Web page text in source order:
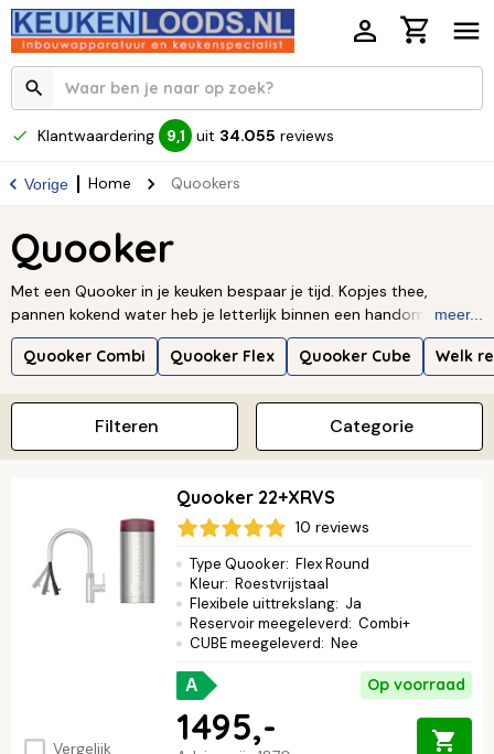
Klantwaardering 9,1 uit 34.055 reviews
Vorige Home Quookers
Quooker
Met een Quooker in je keuken bespaar je tijd. Kopjes thee,
pannen kokend water heb je letterlijk binnen een handomdraai.
Je hebt keuze uit verschillende Quooker reservoirs: Pro 3 (3 liter),
Combi (7 liter) en de Combi+ (7 liter + onbeperkt warm water).
kleuren:RVS,Chroom,Gunmetal Zwart,Messing,GoudenRosé.
Heb je advies nodig welke Quooker jij nu nodig hebt? Neem
contact op met onze specialisten (0226-355340) ofLees
meer...
Quooker Combi Quooker Flex Quooker Cube Welk
Categorie
Filteren
Vergelijk
Quooker 22+XRVS
10 reviews
Type Quooker: Flex Round
Kleur: Roestvrijstaal
Flexibele uittrekslang: Ja
Reservoir meegeleverd: Combi+
CUBE meegeleverd: Nee
A Op voorraad
1495,-